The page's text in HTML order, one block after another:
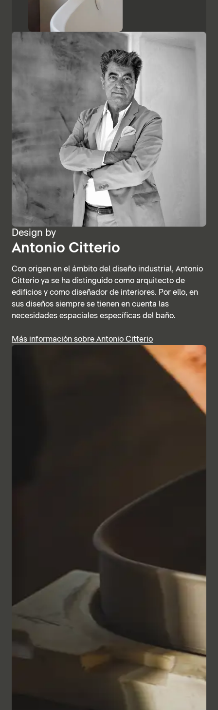
Design by
Antonio Citterio
Con origen en el ámbito del diseño industrial, Antonio
Citterio ya se ha distinguido como arquitecto de
edificios y como diseñador de interiores. Por ello, en
sus diseños siempre se tienen en cuenta las
necesidades espaciales específicas del baño.
Más información sobre Antonio Citterio